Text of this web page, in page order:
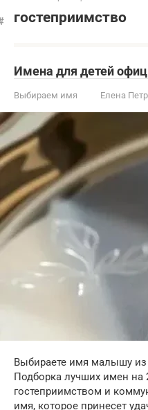
гостеприимство
Имена для детей
Выбираем имя Елена
Выбираете имя малышу
Подборка лучших имен на
гостеприимством и
имя, которое принесет